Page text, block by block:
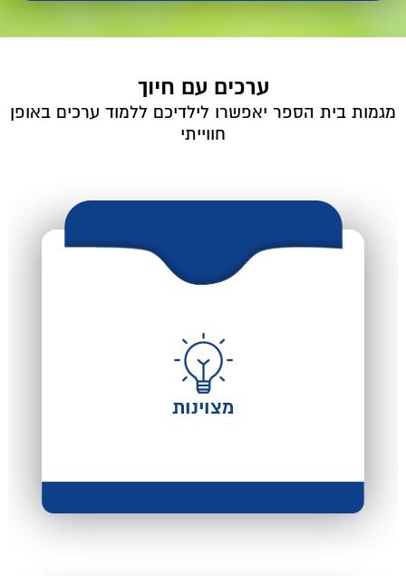
ערכים עם חיוך
מגמות בית הספר יאפשרו לילדיכם ללמוד ערכים באופן
חווייתי
מצוינות